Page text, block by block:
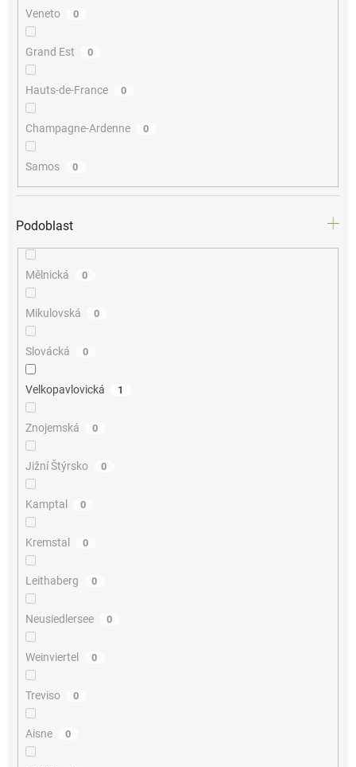
Veneto 0
Grand Est 0
Hauts-de-France 0
Champagne-Ardenne 0
Samos 0
Podoblast
Mělnická 0
Mikulovská 0
Slovácká 0
Velkopavlovická 1
Znojemská 0
Jižní Štýrsko 0
Kamptal 0
Kremstal 0
Leithaberg 0
Neusiedlersee 0
Weinviertel 0
Treviso 0
Aisne 0